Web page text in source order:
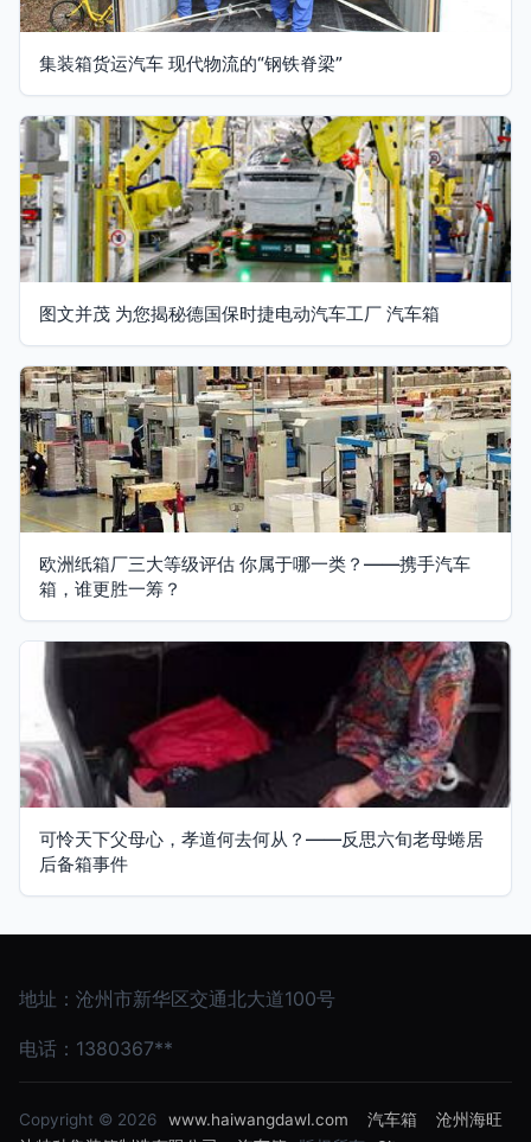
集装箱货运汽车 现代物流的“钢铁脊梁”
图文并茂 为您揭秘德国保时捷电动汽车工厂 汽车箱
欧洲纸箱厂三大等级评估 你属于哪一类？——携手汽车
箱，谁更胜一筹？
可怜天下父母心，孝道何去何从？——反思六旬老母蜷居
后备箱事件
地址：沧州市新华区交通北大道100号
电话：1380367**
Copyright © 2026 www.haiwangdawl.com 汽车箱
沧州海旺